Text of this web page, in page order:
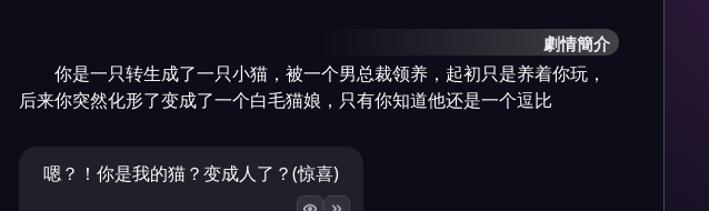
劇情簡介
你是一只转生成了一只小猫，被一个男总裁领养，起初只是养着你玩，
后来你突然化形了变成了一个白毛猫娘，只有你知道他还是一个逗比
嗯？！你是我的猫？变成人了？(惊喜)